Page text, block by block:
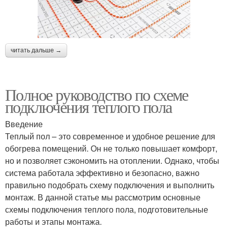
читать дальше →
Полное руководство по схеме
подключения теплого пола
Введение
Теплый пол – это современное и удобное решение для
обогрева помещений. Он не только повышает комфорт,
но и позволяет сэкономить на отоплении. Однако, чтобы
система работала эффективно и безопасно, важно
правильно подобрать схему подключения и выполнить
монтаж. В данной статье мы рассмотрим основные
схемы подключения теплого пола, подготовительные
работы и этапы монтажа.